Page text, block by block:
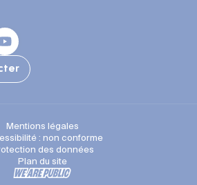
Mentions légales
: non conforme
des données
Plan du site